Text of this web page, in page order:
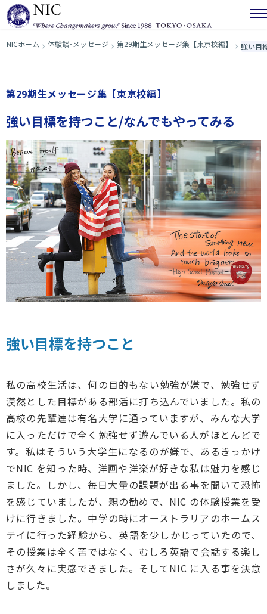
NICホーム 体験談･メッセージ 第29期生メッセージ集【東京校編】 強い目
第29期生メッセージ集【東京校編】
強い目標を持つこと/なんでもやってみる
強い目標を持つこと
私の高校生活は、何の目的もない勉強が嫌で、勉強せず
漠然とした目標がある部活に打ち込んでいました。私の
高校の先輩達は有名大学に通っていますが、みんな大学
に入っただけで全く勉強せず遊んでいる人がほとんどで
す。私はそういう大学生になるのが嫌で、あるきっかけ
でNIC を知った時、洋画や洋楽が好きな私は魅力を感じ
ました。しかし、毎日大量の課題が出る事を聞いて恐怖
を感じていましたが、親の勧めで、NIC の体験授業を受
けに行きました。中学の時にオーストラリアのホームス
テイに行った経験から、英語を少しかじっていたので、
その授業は全く苦ではなく、むしろ英語で会話する楽し
さが久々に実感できました。そしてNIC に入る事を決意
しました。